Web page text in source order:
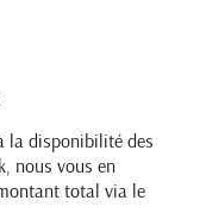
la disponibilité des
nous vous en
total via le